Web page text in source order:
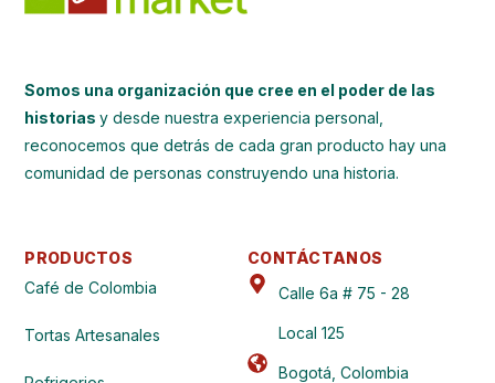
Somos una organización que cree en el poder de las
historiasy desde nuestra experiencia personal,
reconocemos que detrás de cada gran producto hay una
comunidad de personas construyendo una historia.
PRODUCTOS
Café de Colombia
Tortas Artesanales
CONTÁCTANOS
Calle 6a # 75 - 28
Local 125
Bogotá, Colombia